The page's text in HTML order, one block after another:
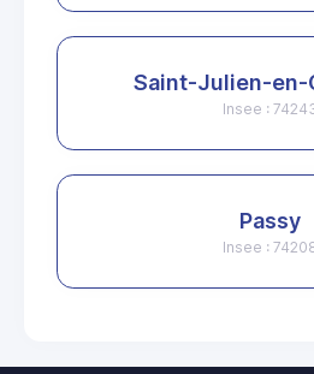
Saint-Julien-en-
Insee :
Passy
Insee :